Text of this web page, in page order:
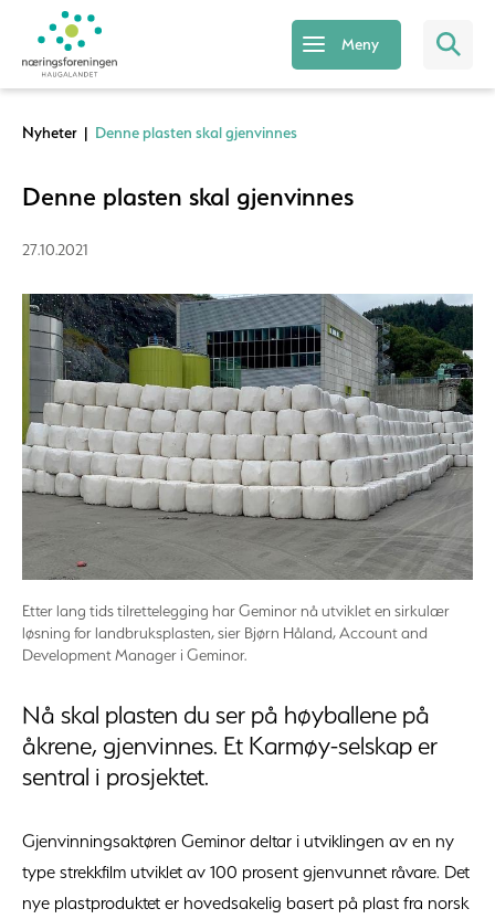
Meny
Nyheter | Denne plasten skal gjenvinnes
Denne plasten skal gjenvinnes
27.10.2021
Etter lang tids tilrettelegging har Geminor nå utviklet en sirkulær
løsning for landbruksplasten, sier Bjørn Håland, Account and
Development Manager i Geminor.
Nå skal plasten du ser på høyballene på
åkrene, gjenvinnes. Et Karmøy-selskap er
sentral i prosjektet.
Gjenvinningsaktøren Geminor deltar i utviklingen av en ny
type strekkfilm utviklet av 100 prosent gjenvunnet råvare. Det
nye plastproduktet er hovedsakelig basert på plast fra norsk